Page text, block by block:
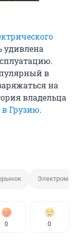
удивлена
в
на
владельца
Грузию.
0 0